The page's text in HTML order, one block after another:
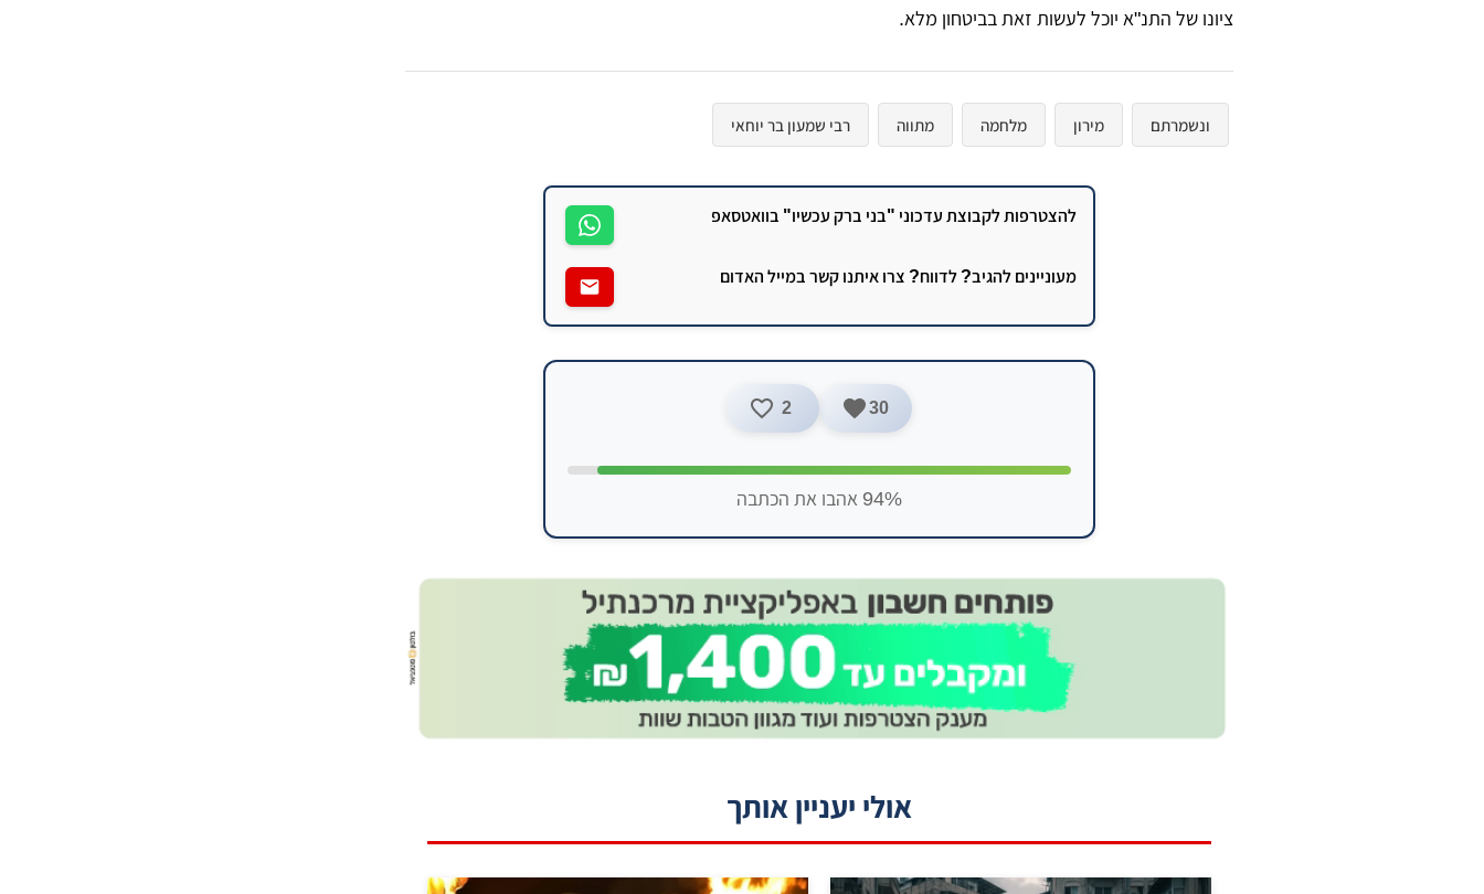
ציונו של התנ"א יוכל לעשות זאת בביטחון מלא.
ונשמרתם מירון מלחמה מתווה רבי שמעון בר יוחאי
להצטרפות לקבוצת עדכוני "בני ברק עכשיו" בוואטסאפ
מעוניינים להגיב? לדווח? צרו איתנו קשר במייל האדום
30
2
94% אהבו את הכתבה
אולי יעניין אותך